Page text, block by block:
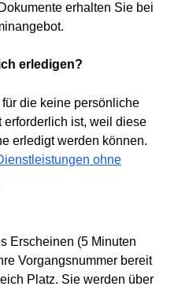
erhalten Sie bei
erledigen?
die keine persönliche
erforderlich ist, weil diese
erledigt werden können.
ohne
Erscheinen (5 Minuten
Vorgangsnummer bereit
Platz. Sie werden über